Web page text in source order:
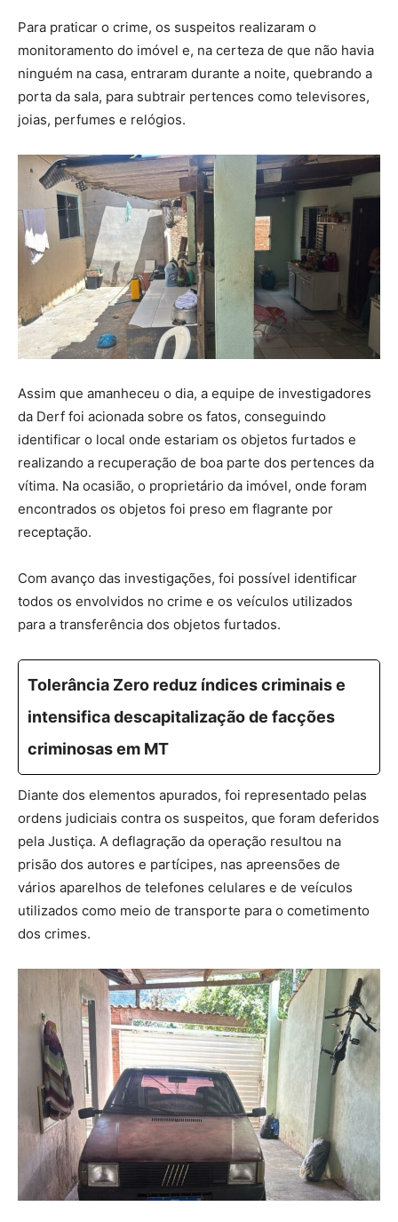
Para praticar o crime, os suspeitos realizaram o
monitoramento do imóvel e, na certeza de que não havia
ninguém na casa, entraram durante a noite, quebrando a
porta da sala, para subtrair pertences como televisores,
joias, perfumes e relógios.
Assim que amanheceu o dia, a equipe de investigadores
da Derf foi acionada sobre os fatos, conseguindo
identificar o local onde estariam os objetos furtados e
realizando a recuperação de boa parte dos pertences da
vítima. Na ocasião, o proprietário da imóvel, onde foram
encontrados os objetos foi preso em flagrante por
receptação.
Com avanço das investigações, foi possível identificar
todos os envolvidos no crime e os veículos utilizados
para a transferência dos objetos furtados.
Tolerância Zero reduz índices criminais e
intensifica descapitalização de facções
criminosas em MT
Diante dos elementos apurados, foi representado pelas
ordens judiciais contra os suspeitos, que foram deferidos
pela Justiça. A deflagração da operação resultou na
prisão dos autores e partícipes, nas apreensões de
vários aparelhos de telefones celulares e de veículos
utilizados como meio de transporte para o cometimento
dos crimes.